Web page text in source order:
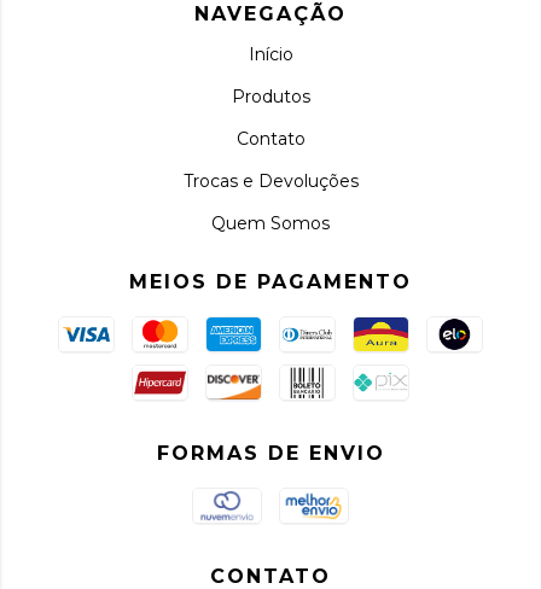
NAVEGAÇÃO
Início
Produtos
Contato
Trocas e Devoluções
Quem Somos
MEIOS DE PAGAMENTO
FORMAS DE ENVIO
CONTATO